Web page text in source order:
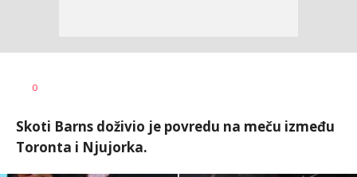
0
Skoti Barns doživio je povredu na meču između
Toronta i Njujorka.